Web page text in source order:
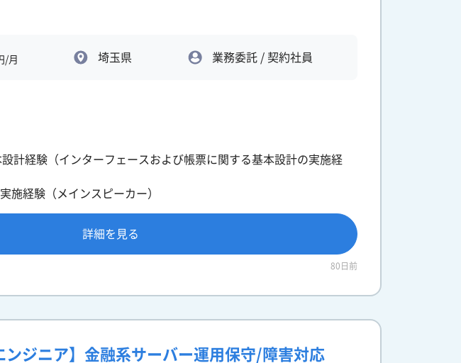
/月 埼玉県 業務委託 / 契約社員
計経験（インターフェースおよび帳票に関する基本設計の実施経
施経験（メインスピーカー）
詳細を見る
80日前
ンジニア】金融系サーバー運用保守/障害対応